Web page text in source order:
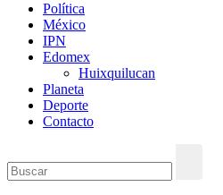
Política
México
IPN
Edomex
Huixquilucan
Planeta
Deporte
Contacto